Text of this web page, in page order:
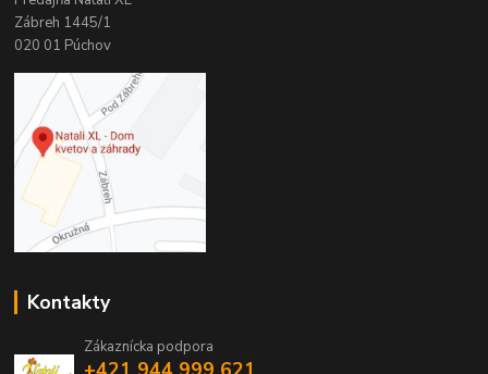
Zábreh 1445/1
020 01 Púchov
Kontakty
Zákaznícka podpora